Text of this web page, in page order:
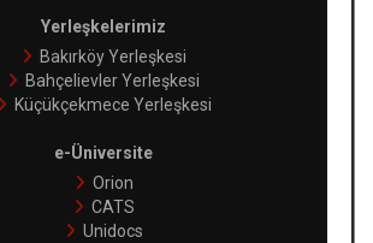
Yerleşkelerimiz
Bakırköy Yerleşkesi
Bahçelievler Yerleşkesi
Küçükçekmece Yerleşkesi
e-Üniversite
Orion
CATS
Unidocs